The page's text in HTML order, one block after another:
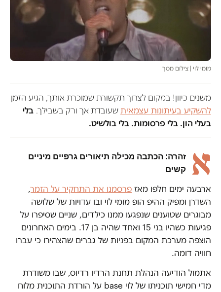
מומי לוי | צילום מסך
משנים כיוון! במקום לצרוך תקשורת שמוכרת אותך, הגיע הזמן
להשקיע בעיתונות עצמאיתשעובדת אך ורק בשבילך. בלי
בעלי הון. בלי פרסומות. בלי בולשיט.
א זהרה: הכתבה מכילה תיאורים גרפיים מיניים
קשים
ארבעה ימים חלפו מאז פרסמנו את התחקיר על הזמר,
השדרן ומפיק ההיפ הופ מומי לוי ובו עדויות של שלושה
מבוגרים שטוענים שנפגעו ממנו כילדים, שניים שסיפרו על
פגיעות כשהיו בני 15 ואחד שהיה בן 17. בימים האחרונים
הוצפה מערכת המקום בפניות של גברים שהצהירו כי עברו
חוויה דומה.
אתמול הודיעה הנהלת תחנת הרדיו רדיוס, שבו משודרת
מדי חמישי תוכניתו של לוי base על הורדת התוכנית מלוח